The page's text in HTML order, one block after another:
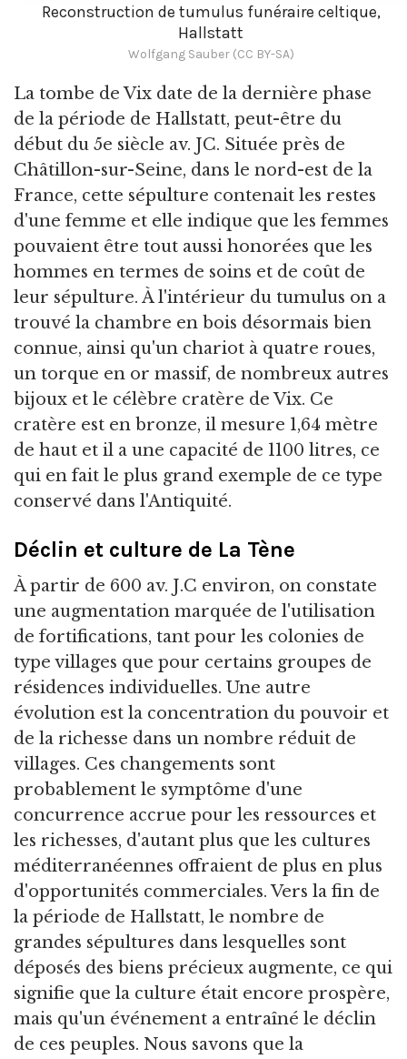
Reconstruction de tumulus funéraire celtique,
Hallstatt
Wolfgang Sauber (CC BY-SA)
La tombe de Vix date de la dernière phase
de la période de Hallstatt, peut-être du
début du 5e siècle av. JC. Située près de
Châtillon-sur-Seine, dans le nord-est de la
France, cette sépulture contenait les restes
d'une femme et elle indique que les femmes
pouvaient être tout aussi honorées que les
hommes en termes de soins et de coût de
leur sépulture. À l'intérieur du tumulus on a
trouvé la chambre en bois désormais bien
connue, ainsi qu'un chariot à quatre roues,
un torque en or massif, de nombreux autres
bijoux et le célèbre cratère de Vix. Ce
cratère est en bronze, il mesure 1,64 mètre
de haut et il a une capacité de 1100 litres, ce
qui en fait le plus grand exemple de ce type
conservé dans l'Antiquité.
Déclin et culture de La Tène
À partir de 600 av. J.C environ, on constate
une augmentation marquée de l'utilisation
de fortifications, tant pour les colonies de
type villages que pour certains groupes de
résidences individuelles. Une autre
évolution est la concentration du pouvoir et
de la richesse dans un nombre réduit de
villages. Ces changements sont
probablement le symptôme d'une
concurrence accrue pour les ressources et
les richesses, d'autant plus que les cultures
méditerranéennes offraient de plus en plus
d'opportunités commerciales. Vers la fin de
la période de Hallstatt, le nombre de
grandes sépultures dans lesquelles sont
déposés des biens précieux augmente, ce qui
signifie que la culture était encore prospère,
mais qu'un événement a entraîné le déclin
de ces peuples. Nous savons que la